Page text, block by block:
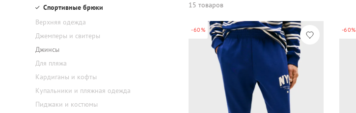
Спортивные брюки
Верхняя одежда
Джемперы и свитеры
Джинсы
Для пляжа
Кардиганы и кофты
Купальники и пляжная одежда
Пиджаки и костюмы
15 товаров
-60% -60%